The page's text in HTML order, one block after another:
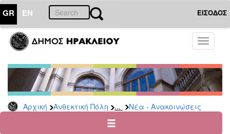
GR EN ΕΙΣΟΔΟΣ
Toggle
Αρχική Ανθεκτική Πόλη ... Νέα - Ανακοινώσεις
ΑΝΘΕΚΤΙΚΗ
ΠΟΛΗ
Κοινωνική
Πολιτική
Νέα
Ανακοινώσεις